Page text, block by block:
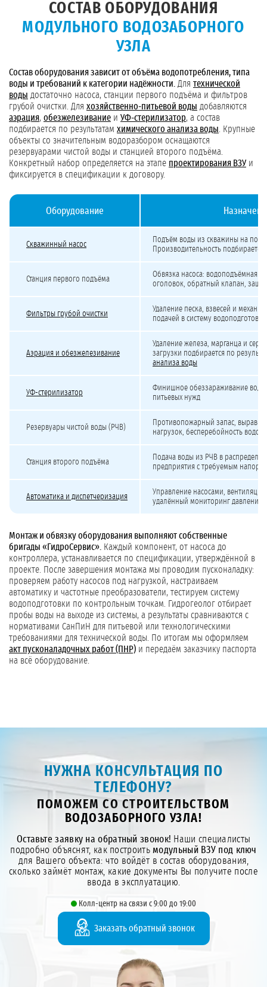
СОСТАВ ОБОРУДОВАНИЯ
МОДУЛЬНОГО ВОДОЗАБОРНОГО
УЗЛА
Состав оборудования зависит от объёма водопотребления, типа
воды и требований к категории надёжности. Для технической
воды достаточно насоса, станции первого подъёма и фильтров
грубой очистки. Для хозяйственно-питьевой воды добавляются
аэрация, обезжелезивание и УФ-стерилизатор, а состав
подбирается по результатам химического анализа воды . Крупные
объекты со значительным водоразбором оснащаются
резервуарами чистой воды и станцией второго подъёма.
Конкретный набор определяется на этапе проектирования ВЗУи
фиксируется в спецификации к договору.
Оборудование
Скважинный насос
Подъём воды из скважины на
Производительность
Станция первого подъёма
Обвязка насоса: водоподъёмная
оголовок, обратный клапан,
Фильтры грубой очистки
Удаление песка, взвесей и
подачей в систему водоподготовки
Аэрация и обезжелезивание
Удаление железа, марганца и
загрузки подбирается по
анализа воды
УФ-стерилизатор
Финишное обеззараживание воды
питьевых нужд
Резервуары чистой воды (РЧВ)
Противопожарный запас,
нагрузок, бесперебойность
Станция второго подъёма
Подача воды из РЧВ в
предприятия с требуемым
Автоматика и диспетчеризация
Управление насосами,
удалённый мониторинг давления,
Монтаж и обвязку оборудования выполняют собственные
бригады «ГидроСервис». Каждый компонент, от насоса до
контроллера, устанавливается по спецификации, утверждённой в
проекте. После завершения монтажа мы проводим пусконаладку:
проверяем работу насосов под нагрузкой, настраиваем
автоматику и частотные преобразователи, тестируем систему
водоподготовки по контрольным точкам. Гидрогеолог отбирает
пробы воды на выходе из системы, а результаты сравниваются с
нормативами СанПиН для питьевой или технологическими
требованиями для технической воды. По итогам мы оформляем
акт пусконаладочных работ (ПНР) и передаём заказчику паспорта
на всё оборудование.
НУЖНА КОНСУЛЬТАЦИЯ ПО
ТЕЛЕФОНУ?
ПОМОЖЕМ СО СТРОИТЕЛЬСТВОМ
ВОДОЗАБОРНОГО УЗЛА!
Оставьте заявку на обратный звонок! Наши специалисты
подробно объяснят, как построить модульный ВЗУ под ключ
для Вашего объекта: что войдёт в состав оборудования,
сколько займёт монтаж, какие документы Вы получите после
ввода в эксплуатацию.
Колл-центр на связи с 9:00 до 19:00
Заказать обратный звонок